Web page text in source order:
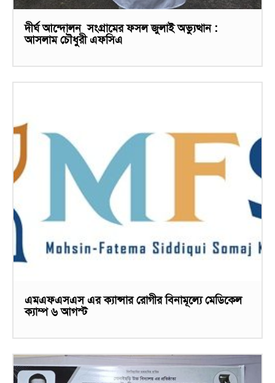
দীর্ঘ আন্দোলন সংগ্রামের ফসল জুলাই অভ্যুত্থান :
আসলাম চৌধুরী এফসিএ
এমএফএসএস এর ক্যান্সার রোগীর বিনামূল্যে মেডিকেল
ক্যাম্প ৬ আগস্ট